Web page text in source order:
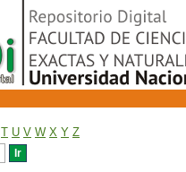
T U V W X Y Z